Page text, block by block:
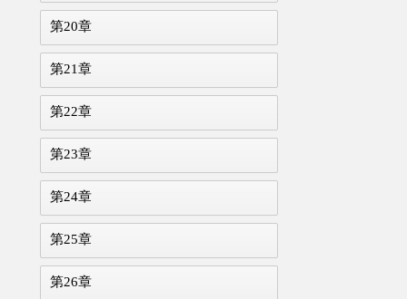
第20章
第21章
第22章
第23章
第24章
第25章
第26章